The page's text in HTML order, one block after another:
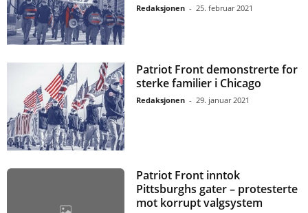
Redaksjonen - 25. februar 2021
Patriot Front demonstrerte for
sterke familier i Chicago
Redaksjonen - 29. januar 2021
Patriot Front inntok
Pittsburghs gater – protesterte
mot korrupt valgsystem